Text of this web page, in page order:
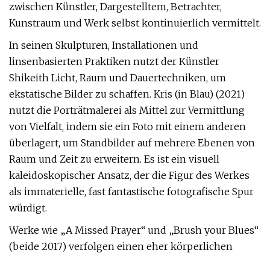
zwischen Künstler, Dargestelltem, Betrachter,
Kunstraum und Werk selbst kontinuierlich vermittelt.
In seinen Skulpturen, Installationen und
linsenbasierten Praktiken nutzt der Künstler
Shikeith Licht, Raum und Dauertechniken, um
ekstatische Bilder zu schaffen. Kris (in Blau) (2021)
nutzt die Porträtmalerei als Mittel zur Vermittlung
von Vielfalt, indem sie ein Foto mit einem anderen
überlagert, um Standbilder auf mehrere Ebenen von
Raum und Zeit zu erweitern. Es ist ein visuell
kaleidoskopischer Ansatz, der die Figur des Werkes
als immaterielle, fast fantastische fotografische Spur
würdigt.
Werke wie „A Missed Prayer“ und „Brush your Blues“
(beide 2017) verfolgen einen eher körperlichen